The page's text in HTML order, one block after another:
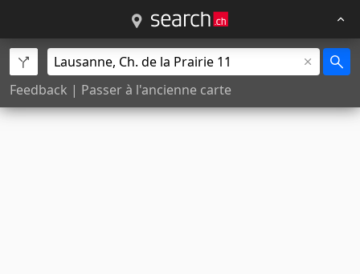
Feedback | Passer à l'ancienne carte